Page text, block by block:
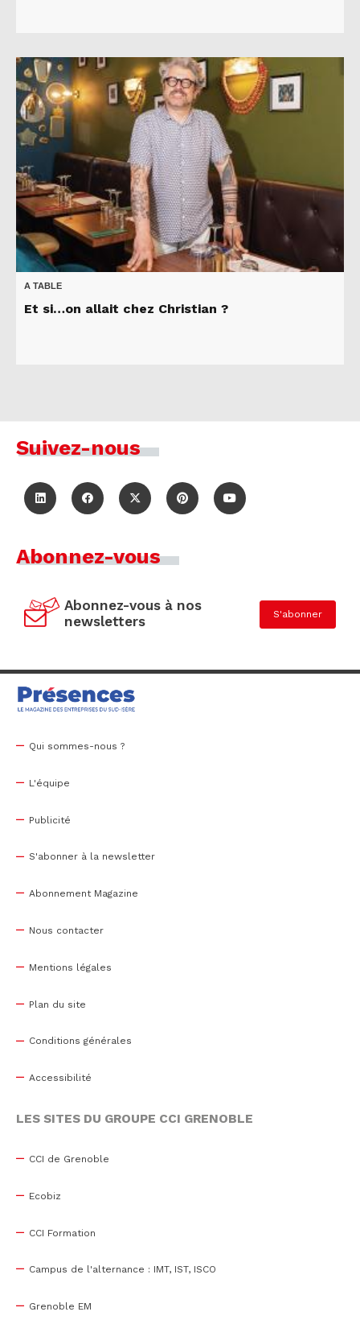
A TABLE
Et si…on allait chez Christian ?
Suivez-nous
Abonnez-vous
Abonnez-vous à nos
newsletters
S'abonner
Qui sommes-nous ?
L'équipe
Publicité
S'abonner à la newsletter
Abonnement Magazine
Nous contacter
Mentions légales
Plan du site
Conditions générales
Accessibilité
LES SITES DU GROUPE CCI GRENOBLE
CCI de Grenoble
Ecobiz
CCI Formation
Campus de l'alternance : IMT, IST, ISCO
Grenoble EM